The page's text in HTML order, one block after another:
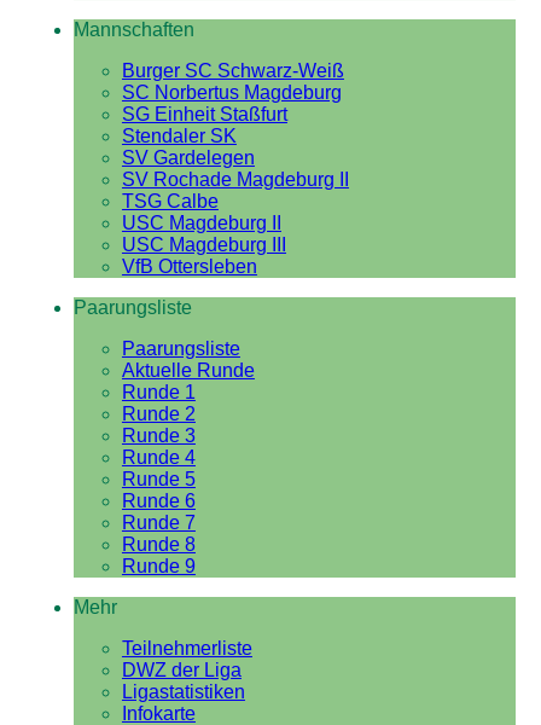
Mannschaften
Burger SC Schwarz-Weiß
SC Norbertus Magdeburg
SG Einheit Staßfurt
Stendaler SK
SV Gardelegen
SV Rochade Magdeburg II
TSG Calbe
USC Magdeburg II
USC Magdeburg III
VfB Ottersleben
Paarungsliste
Paarungsliste
Aktuelle Runde
Runde 1
Runde 2
Runde 3
Runde 4
Runde 5
Runde 6
Runde 7
Runde 8
Runde 9
Mehr
Teilnehmerliste
DWZ der Liga
Ligastatistiken
Infokarte